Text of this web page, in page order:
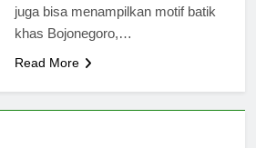
juga bisa menampilkan motif batik
khas Bojonegoro,…
Read More